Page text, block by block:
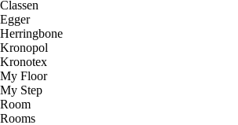
Classen
Egger
Herringbone
Kronopol
Kronotex
My Floor
My Step
Room
Rooms